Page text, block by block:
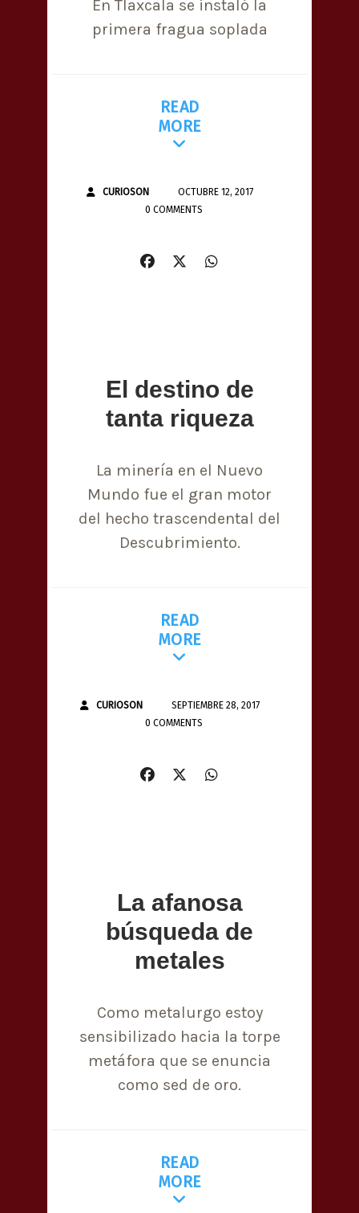
En Tlaxcala se instaló la
primera fragua soplada
READ
MORE
CURIOSON
OCTUBRE 12, 2017
0 COMMENTS
El destino de
tanta riqueza
La minería en el Nuevo
Mundo fue el gran motor
del hecho trascendental del
Descubrimiento.
READ
MORE
CURIOSON
SEPTIEMBRE 28, 2017
0 COMMENTS
La afanosa
búsqueda de
metales
Como metalurgo estoy
sensibilizado hacia la torpe
metáfora que se enuncia
como sed de oro.
READ
MORE